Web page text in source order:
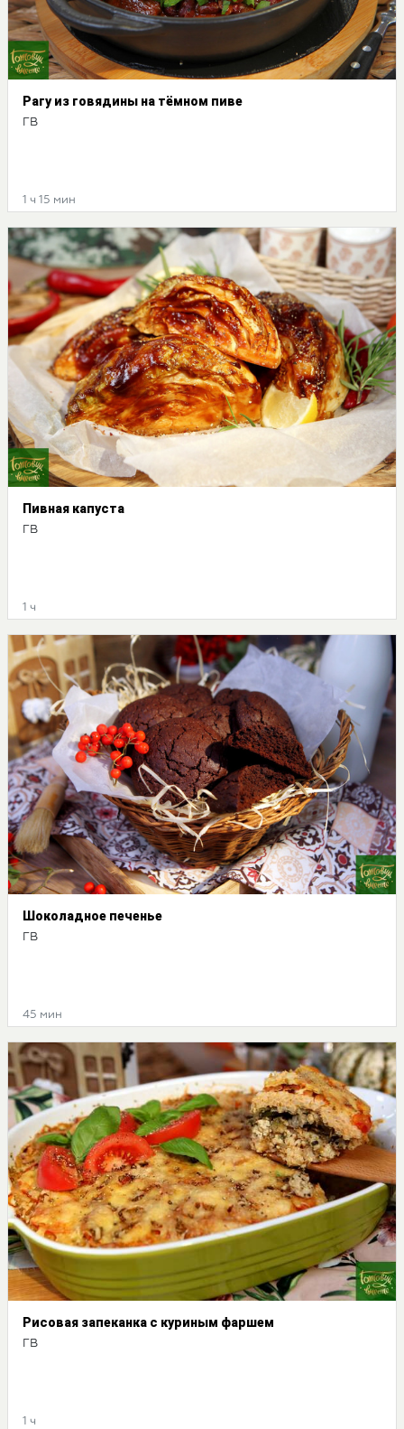
Рагу из говядины на тёмном пиве
ГВ
1 ч 15 мин
Пивная капуста
ГВ
1 ч
Шоколадное печенье
ГВ
45 мин
Рисовая запеканка с куриным фаршем
ГВ
1 ч